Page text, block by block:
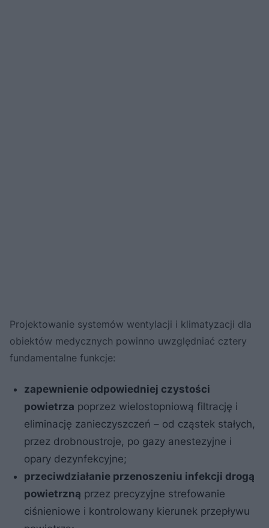
Projektowanie systemów wentylacji i klimatyzacji dla
obiektów medycznych powinno uwzględniać cztery
fundamentalne funkcje:
zapewnienie odpowiedniej czystości
powietrza poprzez wielostopniową filtrację i
eliminację zanieczyszczeń – od cząstek stałych,
przez drobnoustroje, po gazy anestezyjne i
opary dezynfekcyjne;
przeciwdziałanie przenoszeniu infekcji drogą
powietrzną przez precyzyjne strefowanie
ciśnieniowe i kontrolowany kierunek przepływu